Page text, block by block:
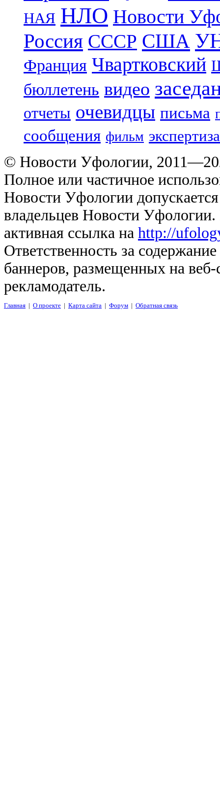
НАЯ НЛО Новости
Россия СССР США
Франция Чвартковский
бюллетень видео
отчеты очевидцы письма
сообщения фильм экспертиза
© Новости Уфологии,
Полное или частичное
Новости Уфологии
владельцев Новости
активная ссылка на http://
Ответственность за
баннеров, размещенных на
рекламодатель.
Главная | О проекте | Карта сайта | Форум | Обратная связь